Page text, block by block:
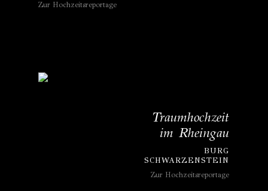
Zur Hochzeitsreportage
Traumhochzeit
im Rheingau
BURG
SCHWARZENSTEIN
Zur Hochzeitsreportage